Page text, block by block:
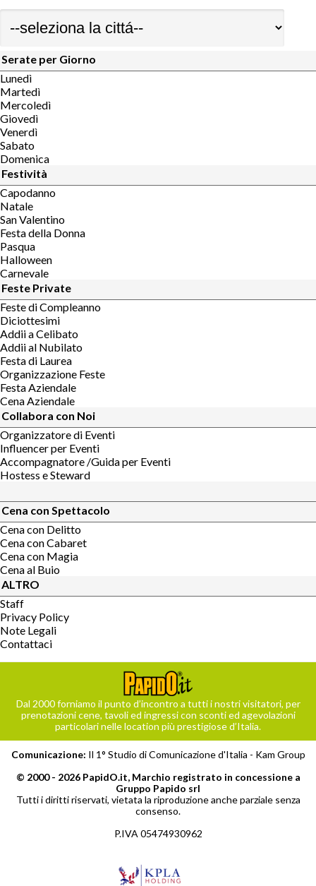
Serate per Giorno
Lunedì
Martedì
Mercoledì
Giovedì
Venerdì
Sabato
Domenica
Festività
Capodanno
Natale
San Valentino
Festa della Donna
Pasqua
Halloween
Carnevale
Feste Private
Feste di Compleanno
Diciottesimi
Addii a Celibato
Addii al Nubilato
Festa di Laurea
Organizzazione Feste
Festa Aziendale
Cena Aziendale
Collabora con Noi
Organizzatore di Eventi
Influencer per Eventi
Accompagnatore /Guida per Eventi
Hostess e Steward
Cena con Spettacolo
Cena con Delitto
Cena con Cabaret
Cena con Magia
Cena al Buio
ALTRO
Staff
Privacy Policy
Note Legali
Contattaci
Dal 2000 forniamo il punto d’incontro a tutti i nostri visitatori, per
prenotazioni cene, tavoli ed ingressi con sconti ed agevolazioni
particolari nelle location più prestigiose d’Italia.
Comunicazione: Il 1° Studio di Comunicazione d'Italia - Kam Group
© 2000 - 2026 PapidO.it, Marchio registrato in concessione a
Gruppo Papido srl
Tutti i diritti riservati, vietata la riproduzione anche parziale senza
consenso.
P.IVA 05474930962